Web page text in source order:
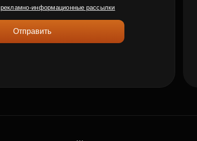
рекламно-информационные рассылки
Отправить